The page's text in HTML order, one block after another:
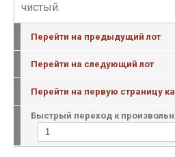
чистый.
Перейти на предыдущий лот
Перейти на следующий лот
Перейти на первую страницу
Быстрый переход к